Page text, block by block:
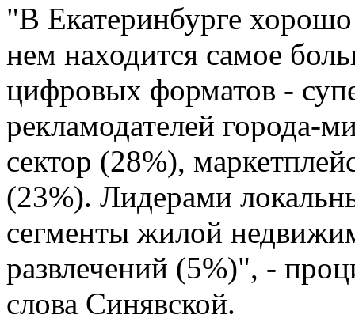
"В Екатеринбурге
нем находится самое
цифровых форматов -
рекламодателей города-
сектор (28%),
(23%). Лидерами
сегменты жилой
развлечений (5%)", -
слова Синявской.